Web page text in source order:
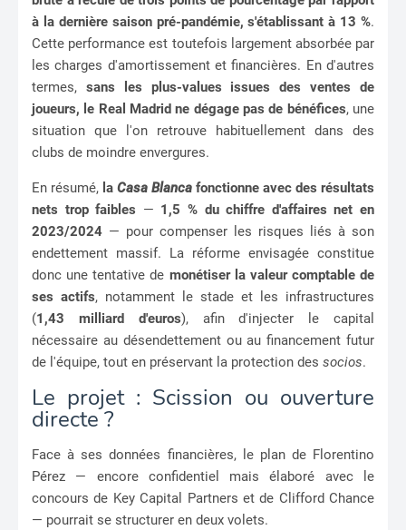
à la dernière saison pré-pandémie, s'établissant à 13 %.
Cette performance est toutefois largement absorbée par
les charges d'amortissement et financières. En d'autres
termes, sans les plus-values issues des ventes de
joueurs, le Real Madrid ne dégage pas de bénéfices, une
situation que l'on retrouve habituellement dans des
clubs de moindre envergures.
En résumé, la Casa Blanca fonctionne avec des résultats
nets trop faibles — 1,5 % du chiffre d'affaires net en
2023/2024 — pour compenser les risques liés à son
endettement massif. La réforme envisagée constitue
donc une tentative de monétiser la valeur comptable de
ses actifs, notamment le stade et les infrastructures
(1,43 milliard d'euros), afin d'injecter le capital
nécessaire au désendettement ou au financement futur
de l'équipe, tout en préservant la protection des socios.
Le projet : Scission ou ouverture
directe ?
Face à ses données financières, le plan de Florentino
Pérez — encore confidentiel mais élaboré avec le
concours de Key Capital Partners et de Clifford Chance
— pourrait se structurer en deux volets.